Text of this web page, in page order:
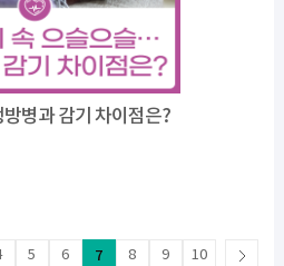
병과 감기 차이점은?
5 6 7 8 9 10